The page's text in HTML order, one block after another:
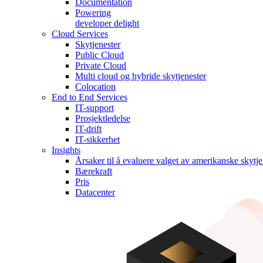
Powering
developer delight
Cloud Services
Skytjenester
Public Cloud
Private Cloud
Multi cloud og hybride skytjenester
Colocation
End to End Services
IT-support
Prosjektledelse
IT-drift
IT-sikkerhet
Insights
Årsaker til å evaluere valget av amerikanske
Bærekraft
Pris
Datacenter